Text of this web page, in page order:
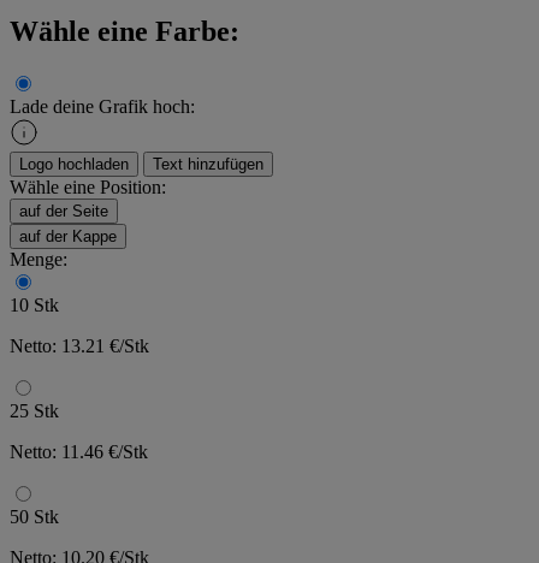
Wähle eine Farbe:
Lade deine Grafik hoch:
Logo hochladen Text hinzufügen
Wähle eine Position:
auf der Seite
auf der Kappe
Menge:
10 Stk
Netto: 13.21 €/Stk
25 Stk
Netto: 11.46 €/Stk
50 Stk
Netto: 10.20 €/Stk